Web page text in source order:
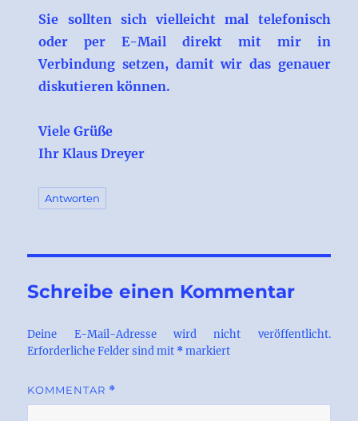
Sie sollten sich vielleicht mal telefonisch
oder per E-Mail direkt mit mir in
Verbindung setzen, damit wir das genauer
diskutieren können.
Viele Grüße
Ihr Klaus Dreyer
Antworten
Schreibe einen Kommentar
Deine E-Mail-Adresse wird nicht veröffentlicht.
Erforderliche Felder sind mit *markiert
KOMMENTAR *